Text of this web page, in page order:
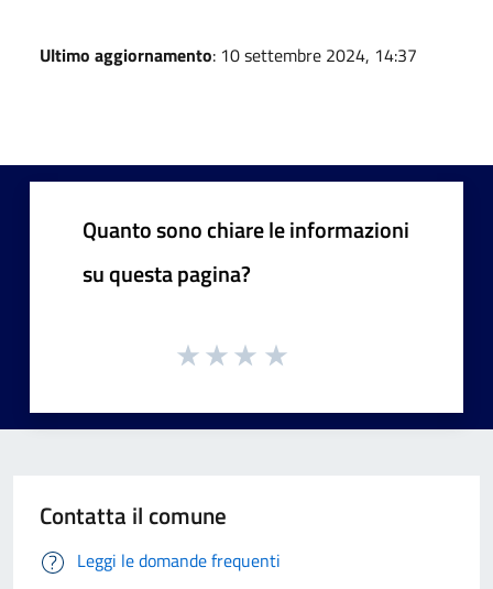
Ultimo aggiornamento: 10 settembre 2024, 14:37
Quanto sono chiare le informazioni
su questa pagina?
Contatta il comune
Leggi le domande frequenti